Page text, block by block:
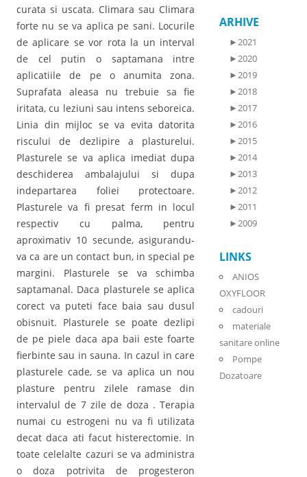
curata si uscata. Climara sau Climara
forte nu se va aplica pe sani. Locurile
de aplicare se vor rota la un interval
de cel putin o saptamana intre
aplicatiile de pe o anumita zona.
Suprafata aleasa nu trebuie sa fie
iritata, cu leziuni sau intens seboreica.
Linia din mijloc se va evita datorita
riscului de dezlipire a plasturelui.
Plasturele se va aplica imediat dupa
deschiderea ambalajului si dupa
indepartarea foliei protectoare.
Plasturele va fi presat ferm in locul
respectiv cu palma, pentru
aproximativ 10 secunde, asigurandu-
va ca are un contact bun, in special pe
margini. Plasturele se va schimba
saptamanal. Daca plasturele se aplica
corect va puteti face baia sau dusul
obisnuit. Plasturele se poate dezlipi
de pe piele daca apa baii este foarte
fierbinte sau in sauna. In cazul in care
plasturele cade, se va aplica un nou
plasture pentru zilele ramase din
intervalul de 7 zile de doza . Terapia
numai cu estrogeni nu va fi utilizata
decat daca ati facut histerectomie. In
toate celelalte cazuri se va administra
o doza potrivita de progesteron
ARHIVE
►2021
►2020
►2019
►2018
►2017
►2016
►2015
►2014
►2013
►2012
►2011
►2009
LINKS
ANIOS
OXYFLOOR
cadouri
materiale
sanitare online
Pompe
Dozatoare